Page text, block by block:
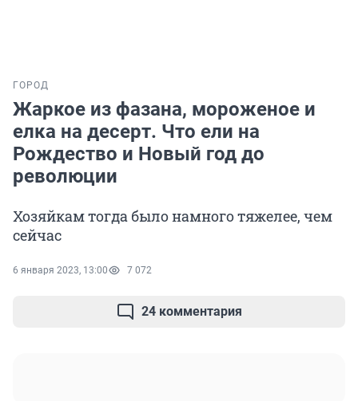
ГОРОД
Жаркое из фазана, мороженое и
елка на десерт. Что ели на
Рождество и Новый год до
революции
Хозяйкам тогда было намного тяжелее, чем
сейчас
6 января 2023, 13:00 7 072
24 комментария